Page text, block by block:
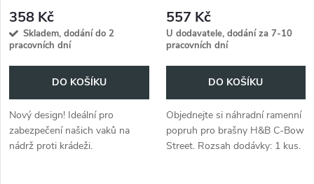
358 Kč
Skladem, dodání do 2
pracovních dní
DO KOŠÍKU
Nový design! Ideální pro
zabezpečení našich vaků na
nádrž proti krádeži.
557 Kč
U dodavatele, dodání za 7-10
pracovních dní
DO KOŠÍKU
Objednejte si náhradní ramenní
popruh pro brašny H&B C-Bow
Street. Rozsah dodávky: 1 kus.